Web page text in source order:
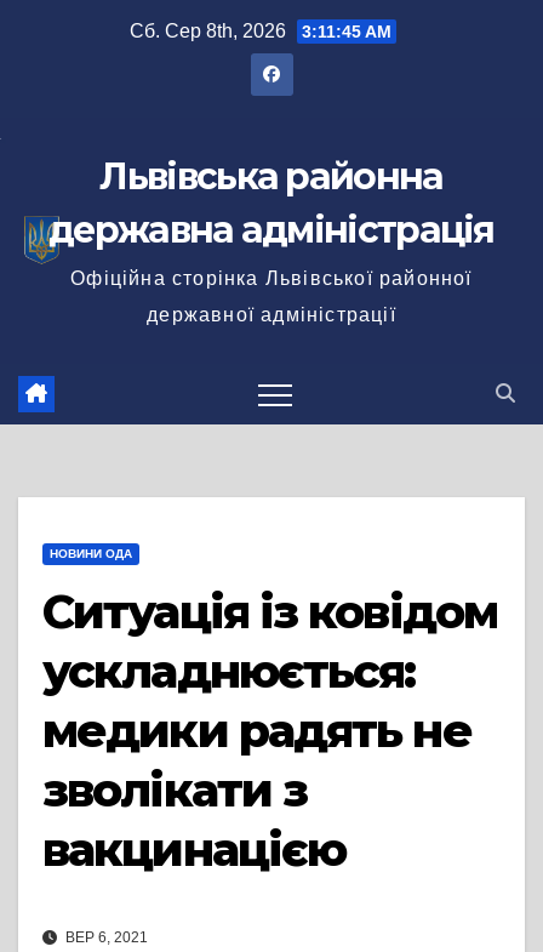
Сб. Сер 8th, 2026 3:11:46 AM
Львівська районна
державна адміністрація
Офіційна сторінка Львівської районної
державної адміністрації
НОВИНИ ОДА
Ситуація із ковідом
ускладнюється:
медики радять не
зволікати з
вакцинацією
ВЕР 6, 2021